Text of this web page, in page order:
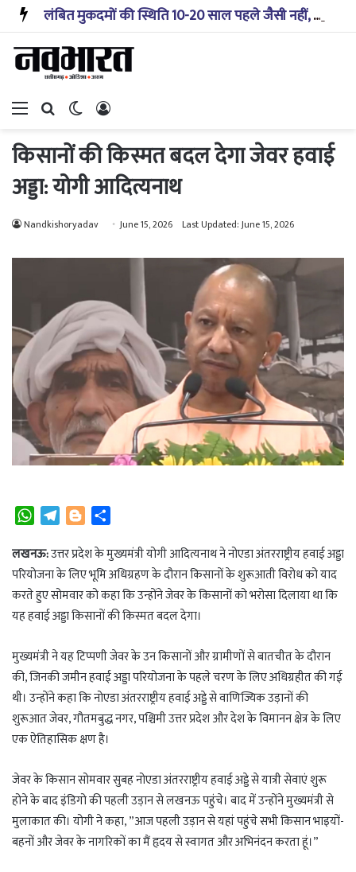
लंबित मुकदमों की स्थिति 10-20 साल पहले जैसी नहीं, प्रौद्योगिकी से मिले बहुत अच्छे परिणाम: सीजेआई
Menu Search forSwitch skin
किसानों की किस्मत बदल देगा जेवर हवाई
अड्डा: योगी आदित्यनाथ
Nandkishoryadav June 15, 2026 Last Updated: June 15, 2026
W
a
t
s
A
p
l
e
g
r
a
m
o
g
g
e
a
r
e
लखनऊ:उत्तर प्रदेश के मुख्यमंत्री योगी आदित्यनाथ ने नोएडा अंतरराष्ट्रीय हवाई अड्डा
परियोजना के लिए भूमि अधिग्रहण के दौरान किसानों के शुरूआती विरोध को याद
करते हुए सोमवार को कहा कि उन्होंने जेवर के किसानों को भरोसा दिलाया था कि
यह हवाई अड्डा किसानों की किस्मत बदल देगा।
मुख्यमंत्री ने यह टिप्पणी जेवर के उन किसानों और ग्रामीणों से बातचीत के दौरान
की, जिनकी जमीन हवाई अड्डा परियोजना के पहले चरण के लिए अधिग्रहीत की गई
थी। उन्होंने कहा कि नोएडा अंतरराष्ट्रीय हवाई अड्डे से वाणिज्यिक उड़ानों की
शुरूआत जेवर, गौतमबुद्ध नगर, पश्चिमी उत्तर प्रदेश और देश के विमानन क्षेत्र के लिए
एक ऐतिहासिक क्षण है।
जेवर के किसान सोमवार सुबह नोएडा अंतरराष्ट्रीय हवाई अड्डे से यात्री सेवाएं शुरू
होने के बाद इंडिगो की पहली उड़ान से लखनऊ पहुंचे। बाद में उन्होंने मुख्यमंत्री से
मुलाकात की। योगी ने कहा, ”आज पहली उड़ान से यहां पहुंचे सभी किसान भाइयों-
बहनों और जेवर के नागरिकों का मैं हृदय से स्वागत और अभिनंदन करता हूं।”